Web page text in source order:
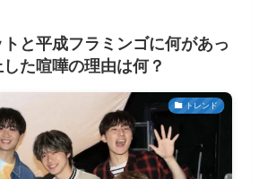
トと平成フラミンゴに何があっ
た喧嘩の理由は何？
トレンド